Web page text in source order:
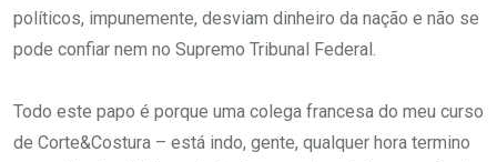
políticos, impunemente, desviam dinheiro da nação e não se
pode confiar nem no Supremo Tribunal Federal.
Todo este papo é porque uma colega francesa do meu curso
de Corte&Costura – está indo, gente, qualquer hora termino